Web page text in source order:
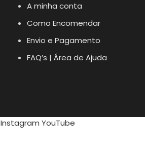
A minha conta
Como Encomendar
Envio e Pagamento
FAQ’s | Área de Ajuda
Instagram YouTube